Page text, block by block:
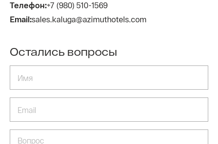
Телефон:+7 (980) 510-1569
Email:sales.kaluga@azimuthotels.com
Остались вопросы